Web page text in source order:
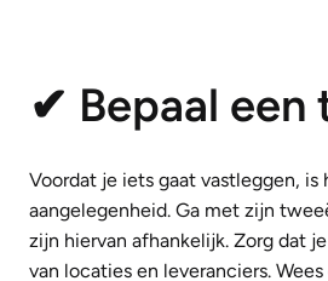
✔ Bepaal
Voordat je iets gaat vastleggen, is
aangelegenheid. Ga met zijn
zijn hiervan afhankelijk. Zorg dat
van locaties en leveranciers.